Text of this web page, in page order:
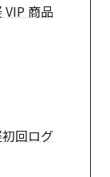
VIP 商品
回ログ